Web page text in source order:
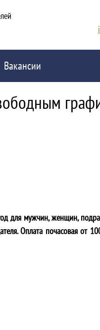
Вакансии
для мужчин, женщин,
Оплата почасовая от